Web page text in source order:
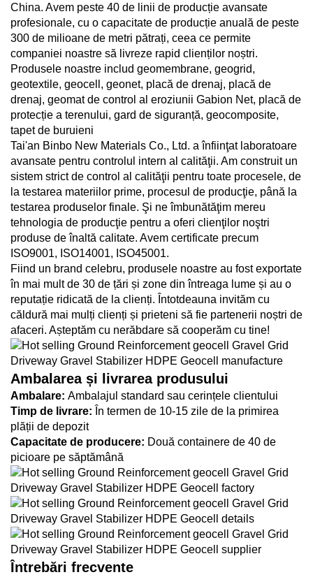
China. Avem peste 40 de linii de producție avansate
profesionale, cu o capacitate de producție anuală de peste
300 de milioane de metri pătrați, ceea ce permite
companiei noastre să livreze rapid clienților noștri.
Produsele noastre includ geomembrane, geogrid,
geotextile, geocell, geonet, placă de drenaj, placă de
drenaj, geomat de control al eroziunii Gabion Net, placă de
protecție a terenului, gard de siguranță, geocomposite,
tapet de buruieni
Tai'an Binbo New Materials Co., Ltd. a înfiinţat laboratoare
avansate pentru controlul intern al calităţii. Am construit un
sistem strict de control al calităţii pentru toate procesele, de
la testarea materiilor prime, procesul de producţie, până la
testarea produselor finale. Şi ne îmbunătăţim mereu
tehnologia de producţie pentru a oferi clienţilor noştri
produse de înaltă calitate. Avem certificate precum
ISO9001, ISO14001, ISO45001.
Fiind un brand celebru, produsele noastre au fost exportate
în mai mult de 30 de țări și zone din întreaga lume și au o
reputație ridicată de la clienți. Întotdeauna invităm cu
căldură mai mulți clienți și prieteni să fie partenerii noștri de
afaceri. Așteptăm cu nerăbdare să cooperăm cu tine!
Ambalarea și livrarea produsului
Ambalare: Ambalajul standard sau cerințele clientului
Timp de livrare: În termen de 10-15 zile de la primirea
plății de depozit
Capacitate de producere: Două containere de 40 de
picioare pe săptămână
Întrebări frecvente